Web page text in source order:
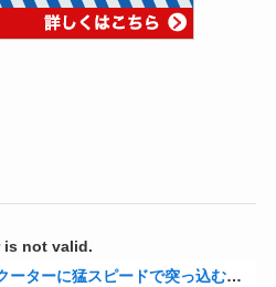
is not valid.
ターに猛スピードで突っ込む事故。